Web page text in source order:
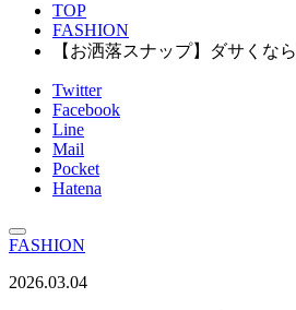
TOP
FASHION
【お洒落スナップ】ダサくな
Twitter
Facebook
Line
Mail
Pocket
Hatena
FASHION
2026.03.04